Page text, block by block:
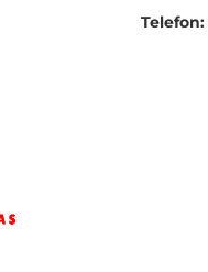
Telefon: